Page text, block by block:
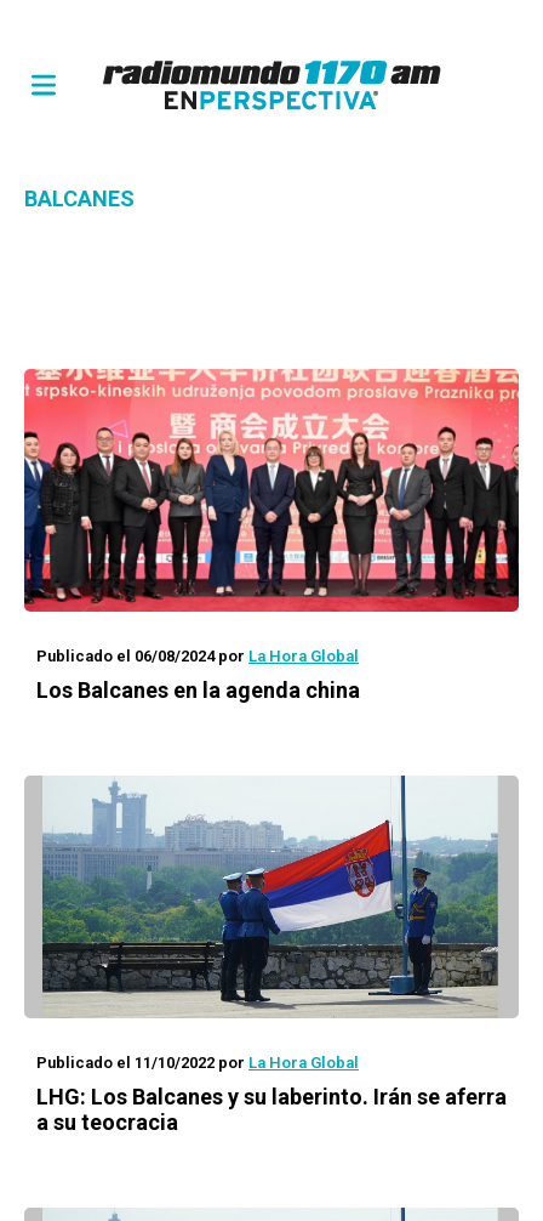
BALCANES
Publicado el 06/08/2024por La Hora Global
Los Balcanes en la agenda china
Publicado el 11/10/2022 por La Hora Global
LHG: Los Balcanes y su laberinto. Irán se aferra
a su teocracia